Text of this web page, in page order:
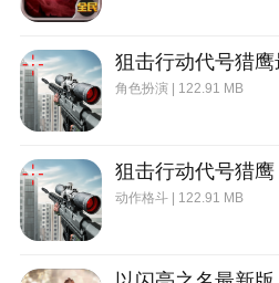
重装上阵王牌空战手机版游戏测
重装上阵王牌空战手机版
面、直观但富有深度的操控体
为喜欢空战与载具改装的玩家
能AI与动态事件让每场战斗都
竞技与军团系统又极大增强了
若你热衷于打磨操作技巧、定
榜上争夺荣耀，这款重装上阵
能带来既紧张又满足的空战体验
狙击行动代号猎鹰
角色扮演 | 122.91 MB
狙击行动代号猎鹰
动作格斗 | 122.91 MB